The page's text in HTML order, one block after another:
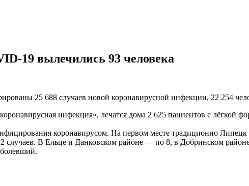
19 вылечились 93 человека
25 688 случаев новой коронавирусной инфекции, 22 254
инфекция», лечатся дома 2 625 пациентов с лёгкой
коронавирусом. На первом месте традиционно
случаев. В Ельце и Данковском районе — по 8, в Добринском